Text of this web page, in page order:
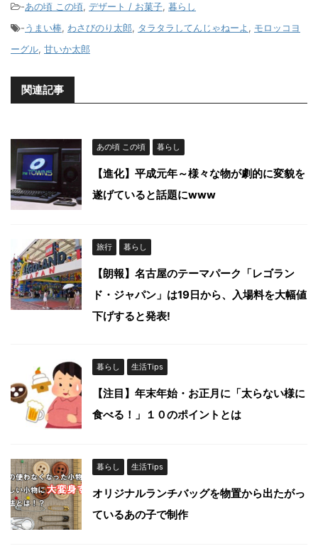
-あの頃 この頃, デザート / お菓子, 暮らし
-うまい棒, わさびのり太郎, タラタラしてんじゃねーよ , モロッコヨ
ーグル, 甘いか太郎
関連記事
あの頃 この頃 暮らし
【進化】平成元年～様々な物が劇的に変貌を
遂げていると話題にwww
旅行 暮らし
【朗報】名古屋のテーマパーク「レゴラン
ド・ジャパン」は19日から、入場料を大幅値
下げすると発表!
暮らし 生活Tips
【注目】年末年始・お正月に「太らない様に
食べる！」１０のポイントとは
暮らし 生活Tips
オリジナルランチバッグを物置から出たがっ
ているあの子で制作